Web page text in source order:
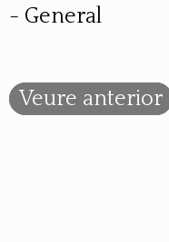
- General
Veure anterior